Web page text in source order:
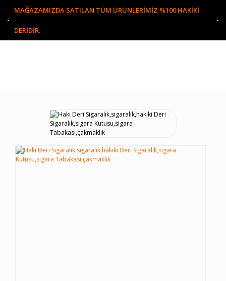
MAĞAZAMIZDA SATILAN TÜM ÜRÜNLERİMİZ %100 HAKİKİ
DERİDİR.